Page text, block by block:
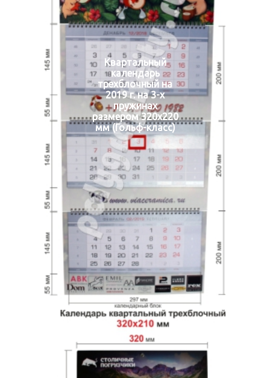
Квартальный
календарь
трехблочный на
2019 г. на 3-х
пружинах
размером 320х220
мм (Гольф-класс)